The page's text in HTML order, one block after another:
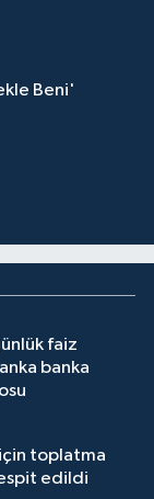
Beni'
faiz
banka
için toplatma
edildi